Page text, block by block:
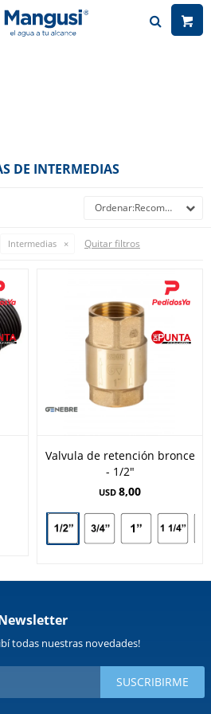
DE INTERMEDIAS
Recomendados
Intermedias Quitar filtros
Valvula de retención bronce
- 1/2"
USD 8,00
todas nuestras novedades!
SUSCRIBIRME